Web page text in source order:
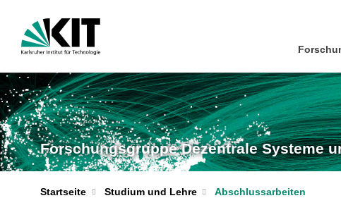
Forschungsgruppe Dezentrale Systeme
Startseite Studium und Lehre Abschlussarbeiten